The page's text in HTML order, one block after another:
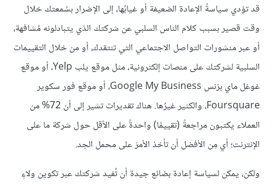
قد تؤدي سياسةُ الإعادة الضعيفة أو غيابُها، إلى الإضرار بسُمعتك خلال
وقت قصير بسبب كلام الناس السلبي عن شركتك الذي يتبادلونه مُشافهة،
أو عبر منشورات التواصل الاجتماعي التي تنتقدك، أو من خلال التقييمات
السلبية لشركتك على منصات إلكترونية، مثل موقع يلب Yelp، أو موقع
غوغل ماي بزنس Google My Business، أو موقع فور سكوير
Foursquare، والكثير غيرُها. هناك تقديرات تشير إلى أن 72% من
العملاء يكتبون مراجعةً (تقييمًا) واحدةً على الأقل حول شركة ما على
الإنترنت؛ أي مِن الأفضل أن تأخذ الأمرَ على محمل الجد.
ولكن، يمكن لسياسة إعادة بضائع جيدة أن تُفيد شركتك عبر تكوين ولاءٍ